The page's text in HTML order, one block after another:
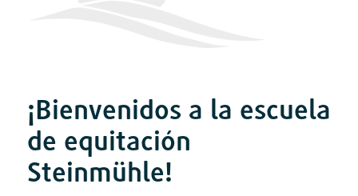
¡Bienvenidos a la escuela
de equitación
Steinmühle!